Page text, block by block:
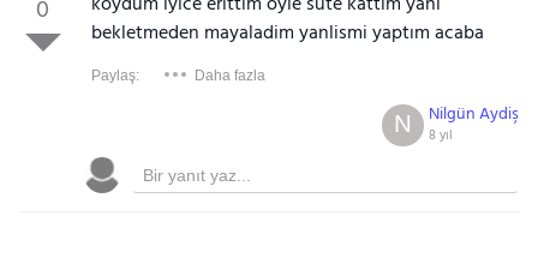
0
bekletmeden mayaladim yanlismi yaptım acaba
Paylaş: Daha fazla
Nilgün Aydiş
8 yıl
N